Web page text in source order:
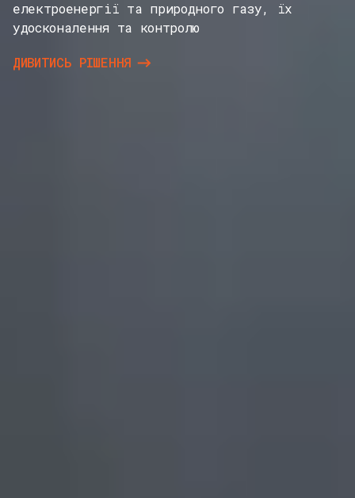
електроенергії та природного газу, їх
удосконалення та контролю
ДИВИТИСЬ РІШЕННЯ